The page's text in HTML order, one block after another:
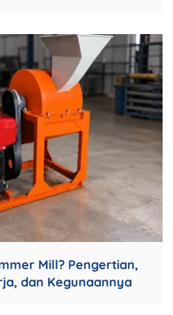
Mill? Pengertian,
dan Kegunaannya